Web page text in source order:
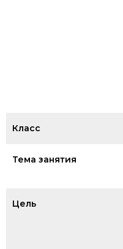
Класс
Тема занятия
Цель